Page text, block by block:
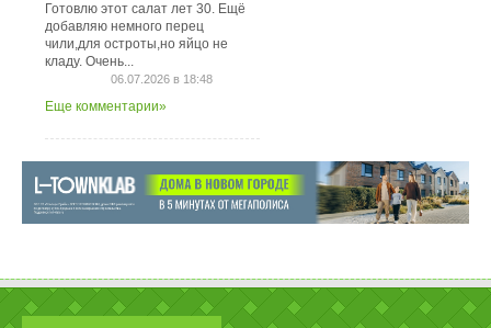
Готовлю этот салат лет 30. Ещё
добавляю немного перец
чили,для остроты,но яйцо не
кладу. Очень...
06.07.2026 в 18:48
Еще комментарии»